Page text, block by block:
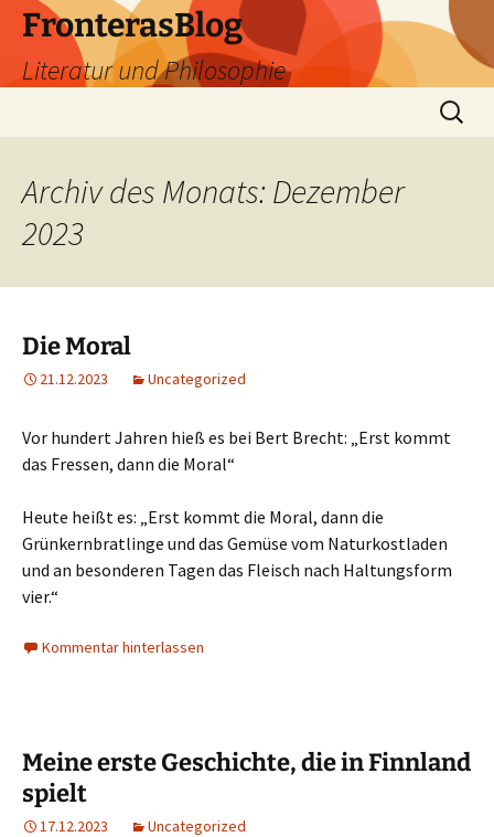
Zum
Inhalt
springen
FronterasBlog
Literatur und Philosophie
Suche
nach:
Archiv des Monats: Dezember
2023
Die Moral
21.12.2023 Uncategorized
Vor hundert Jahren hieß es bei Bert Brecht: „Erst kommt
das Fressen, dann die Moral“
Heute heißt es: „Erst kommt die Moral, dann die
Grünkernbratlinge und das Gemüse vom Naturkostladen
und an besonderen Tagen das Fleisch nach Haltungsform
vier.“
Kommentar hinterlassen
Meine erste Geschichte, die in Finnland
spielt
17.12.2023 Uncategorized